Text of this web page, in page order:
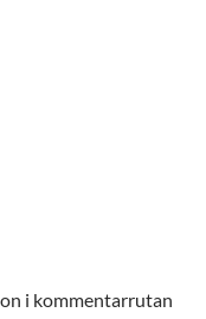
i kommentarrutan